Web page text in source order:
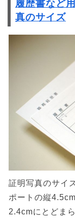
履歴書など
真のサイズ
証明写真のサイ
ポートの縦
2.4cmにとどま